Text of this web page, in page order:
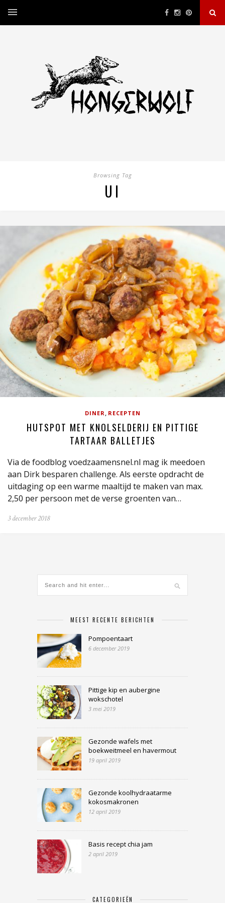
Browsing Tag
UI
DINER, RECEPTEN
HUTSPOT MET KNOLSELDERIJ EN PITTIGE
TARTAAR BALLETJES
Via de foodblog voedzaamensnel.nl mag ik meedoen
aan Dirk besparen challenge. Als eerste opdracht de
uitdaging op een warme maaltijd te maken van max.
2,50 per persoon met de verse groenten van…
3 december 2018
MEEST RECENTE BERICHTEN
Pompoentaart
6 december 2019
Pittige kip en aubergine
wokschotel
3 mei 2019
Gezonde wafels met
boekweitmeel en havermout
19 april 2019
Gezonde koolhydraatarme
kokosmakronen
12 april 2019
Basis recept chia jam
2 april 2019
CATEGORIEËN